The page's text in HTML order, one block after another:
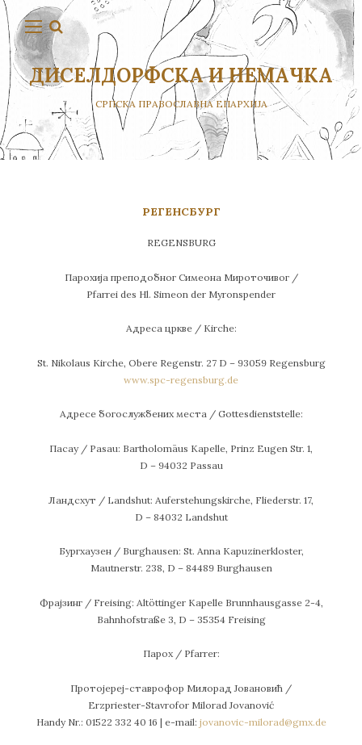
ДИСЕЛДОРФСКА И НЕМАЧКА
СРПСКА ПРАВОСЛАВНА ЕПАРХИЈА
РЕГЕНСБУРГ
REGENSBURG
Парохија преподобног Симеона Мироточивог /
Pfarrei des Hl. Simeon der Myronspender
Адреса цркве / Kirche:
St. Nikolaus Kirche, Obere Regenstr. 27 D – 93059 Regensburg
www.spc-regensburg.de
Адресе богослужбених места / Gottesdienststelle:
Пасау / Pasau: Bartholomäus Kapelle, Prinz Eugen Str. 1,
D – 94032 Passau
Ландсхут / Landshut: Auferstehungskirche, Fliederstr. 17,
D – 84032 Landshut
Бургхаузен / Burghausen: St. Anna Kapuzinerkloster,
Mautnerstr. 238, D – 84489 Burghausen
Фрајзинг / Freising: Altöttinger Kapelle Brunnhausgasse 2-4,
Bahnhofstraße 3, D – 35354 Freising
Парох / Pfarrer:
Протојереј-ставрофор Милорад Јовановић /
Erzpriester-Stavrofor Milorad Jovanović
Handy Nr.: 01522 332 40 16 | e-mail: jovanovic-milorad@gmx.de